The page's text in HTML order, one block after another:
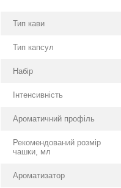
Тип кави
Тип капсул
Набір
Інтенсивність
Ароматичний профіль
Рекомендований розмір
чашки, мл
Ароматизатор